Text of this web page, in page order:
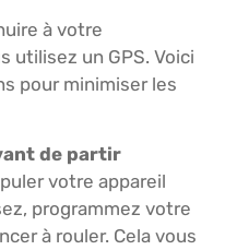
à votre
utilisez un GPS. Voici
pour minimiser les
de partir
votre appareil
programmez votre
à rouler. Cela vous